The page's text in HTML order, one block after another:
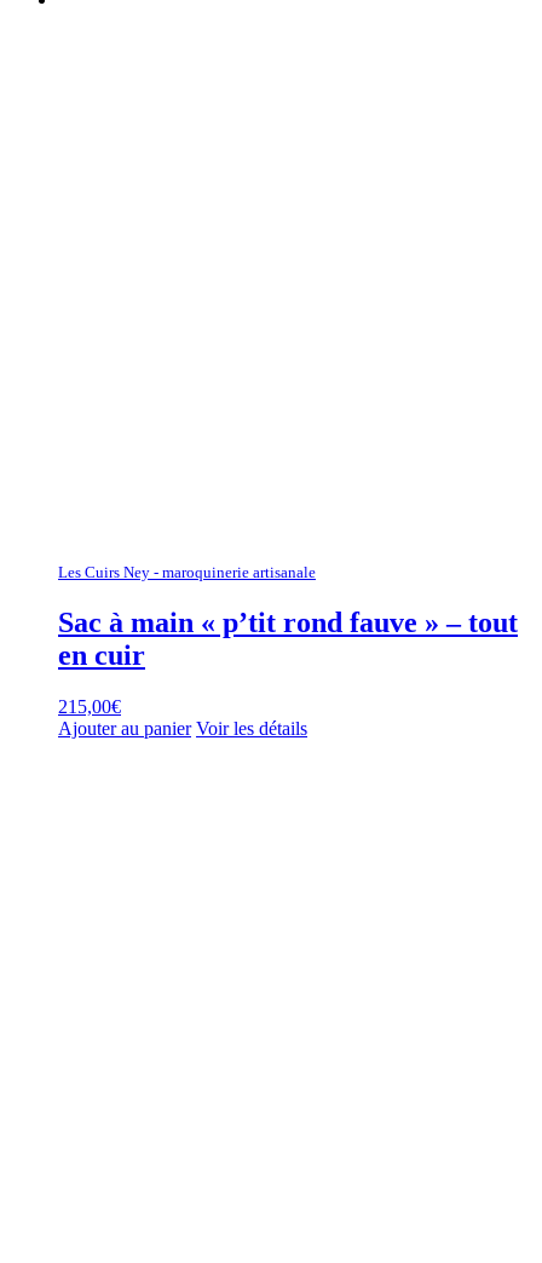
Les Cuirs Ney - maroquinerie artisanale
Sac à main « p’tit rond fauve » – tout
en cuir
215,00€
Ajouter au panier Voir les détails